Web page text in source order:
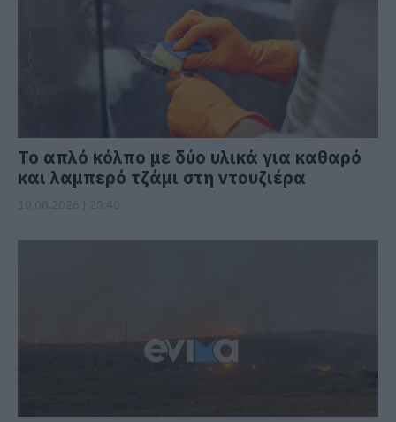
Το απλό κόλπο με δύο υλικά για καθαρό
και λαμπερό τζάμι στη ντουζιέρα